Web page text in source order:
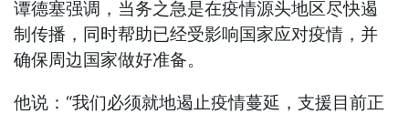
谭德塞强调，当务之急是在疫情源头地区尽快遏
制传播，同时帮助已经受影响国家应对疫情，并
确保周边国家做好准备。
他说：“我们必须就地遏止疫情蔓延，支援目前正